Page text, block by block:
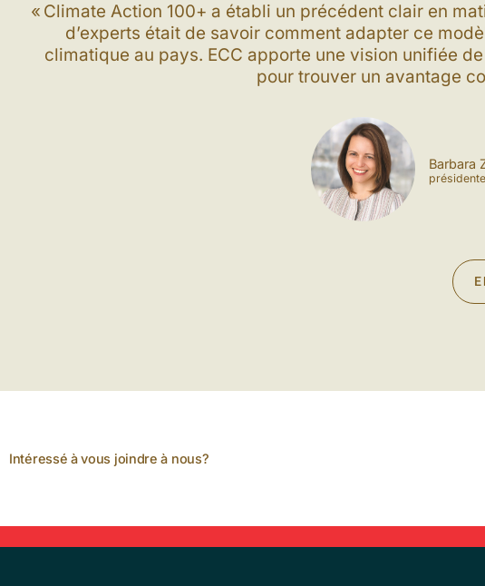
« Climate Action 100+ a établi un précédent clair en
d’experts était de savoir comment adapter ce
climatique au pays. ECC apporte une vision unifiée
pour trouver un avantage
Barbara
Intéressé à vous joindre à nous?